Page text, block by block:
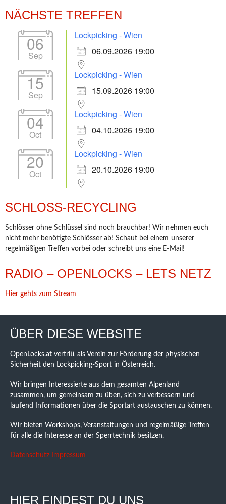
NÄCHSTE TREFFEN
06
Sep
Lockpicking - Wien
06.09.2026 19:00
15
Sep
Lockpicking - Wien
15.09.2026 19:00
04
Oct
Lockpicking - Wien
04.10.2026 19:00
20
Oct
Lockpicking - Wien
20.10.2026 19:00
SCHLOSS-RECYCLING
Schlösser ohne Schlüssel sind noch brauchbar! Wir nehmen euch
nicht mehr benötigte Schlösser ab! Schaut bei einem unserer
regelmäßigen Treffen vorbei oder schreibt uns eine E-Mail!
RADIO – OPENLOCKS – LETS NETZ
Hier gehts zum Stream
ÜBER DIESE WEBSITE
OpenLocks.at vertritt als Verein zur Förderung der physischen
Sicherheit den Lockpicking-Sport in Österreich.
Wir bringen Interessierte aus dem gesamten Alpenland
zusammen, um gemeinsam zu üben, sich zu verbessern und
laufend Informationen über die Sportart austauschen zu können.
Wir bieten Workshops, Veranstaltungen und regelmäßige Treffen
für alle die Interesse an der Sperrtechnik besitzen.
Datenschutz Impressum
HIER FINDEST DU UNS